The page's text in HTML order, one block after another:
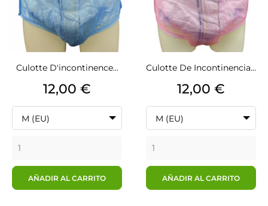
Culotte D'incontinence...
Precio
12,00 €
M (EU)
AÑADIR AL CARRITO
Culotte De Incontinencia...
Precio
12,00 €
M (EU)
AÑADIR AL CARRITO